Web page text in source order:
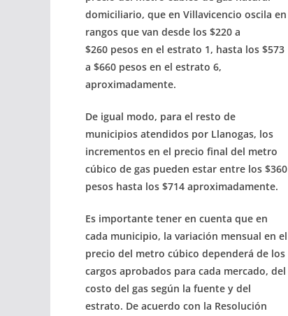
domiciliario, que en Villavicencio oscila en
rangos que van desde los $220 a
$260 pesos en el estrato 1, hasta los $573
a $660 pesos en el estrato 6,
aproximadamente.
De igual modo, para el resto de
municipios atendidos por Llanogas, los
incrementos en el precio final del metro
cúbico de gas pueden estar entre los $360
pesos hasta los $714 aproximadamente.
Es importante tener en cuenta que en
cada municipio, la variación mensual en el
precio del metro cúbico dependerá de los
cargos aprobados para cada mercado, del
costo del gas según la fuente y del
estrato. De acuerdo con la Resolución